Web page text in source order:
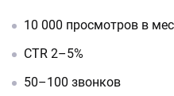
10 000 просмотров в
CTR 2–5%
50–100 звонков